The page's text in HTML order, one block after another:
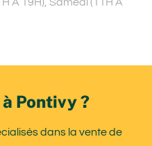
Pontivy ?
dans la vente de